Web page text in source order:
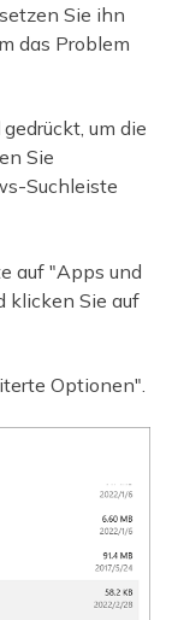
Sie ihn
das Problem
gedrückt, um die
Sie
Suchleiste
auf "Apps und
klicken Sie auf
Optionen".